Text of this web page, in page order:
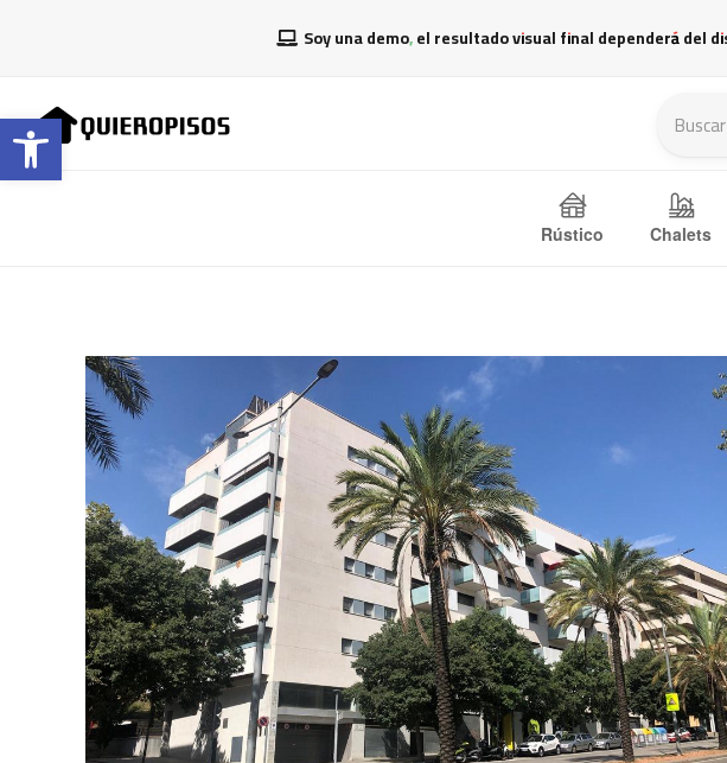
Abrir barra de herramientas
Soy una demo, el resultado visual final dependerá del
Rústico Chalets